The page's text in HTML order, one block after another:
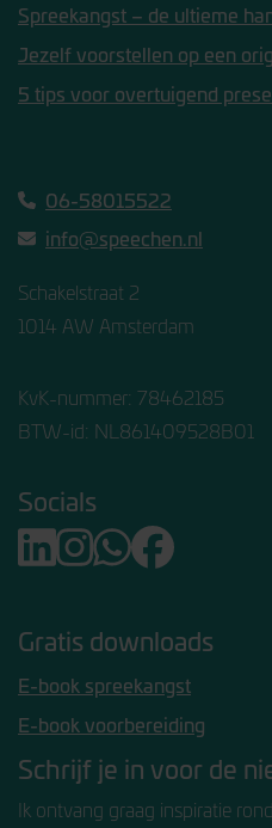
Spreekangst – de ultieme
Jezelf voorstellen op een
5 tips voor overtuigend
06-58015522
info@speechen.nl
Schakelstraat 2
1014 AW Amsterdam
KvK-nummer: 78462185
BTW-id: NL861409528B01
Socials
Gratis downloads
E-book spreekangst
E-book voorbereiding
Schrijf je in voor de
Ik ontvang graag inspiratie